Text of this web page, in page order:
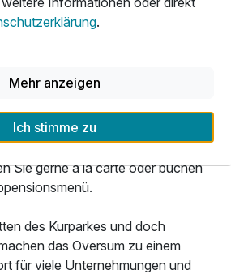
auspowern im hauseigenen
und Internet via Wlan im gesamten
kostenfrei zur Verfügung.
ein ausgiebiges Frühstücksbuffet
Sie gerne a la carte oder buchen
des Kurparkes und doch
das Oversum zu einem
für viele Unternehmungen und
.
Mehr anzeigen
Ich stimme zu